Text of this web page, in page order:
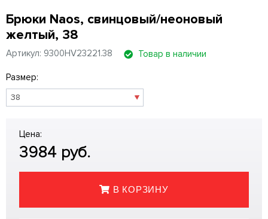
Брюки Naos, свинцовый/неоновый
желтый, 38
Артикул: 9300HV23221.38 Товар в наличии
Размер:
Цена:
3984 руб.
В КОРЗИНУ